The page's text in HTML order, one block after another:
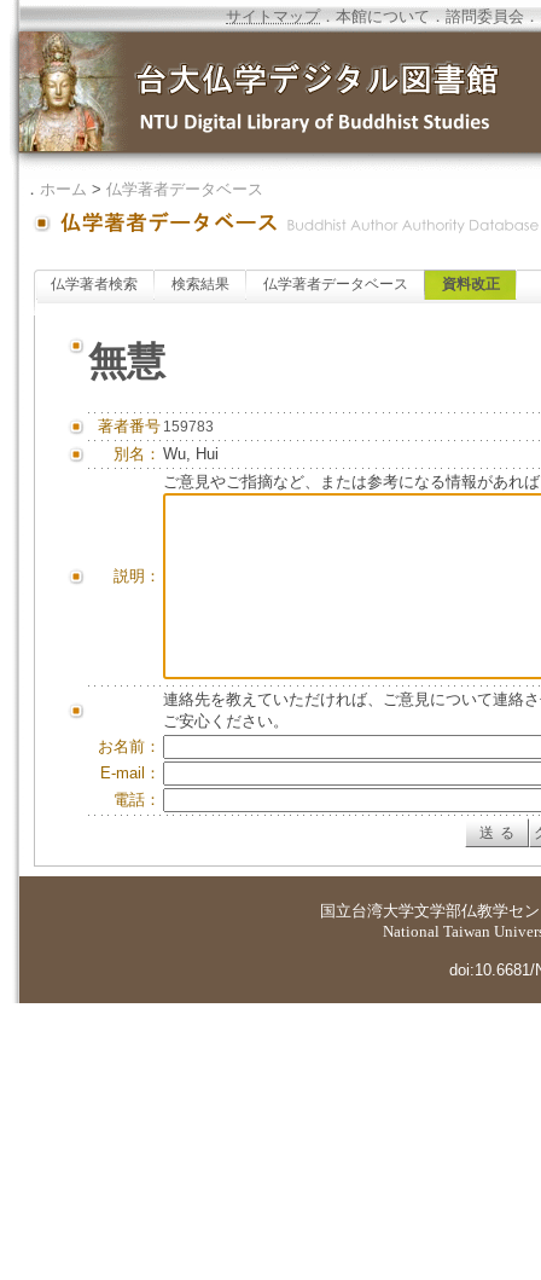
サイトマップ．本館について ．諮問委員会 ．
． ホーム > 仏学著者データベース
仏学著者検索 検索結果 仏学著者データベース 資料改正
無慧
著者番号 159783
別名： Wu, Hui
説明：
ご意見やご指摘など、または参考になる情報があれ
連絡先を教えていただければ、ご意見について連絡
ご安心ください。
お名前：
E-mail：
電話：
国立台湾大学文学部仏教学セ
National Taiwan
doi:10.6681/